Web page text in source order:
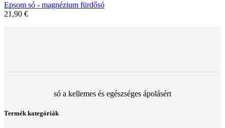
Epsom só - magnézium fürdősó
21,90 €
só a kellemes és egészséges ápolásért
Termék kategóriák